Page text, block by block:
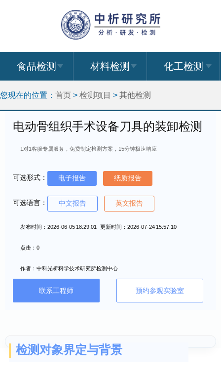
食品检测 材料检测 化工检测
您现在的位置： 首页 > 检测项目 > 其他检测
电动骨组织手术设备刀具的装卸检测
1对1客服专属服务，免费制定检测方案，15分钟极速响应
可选形式： 电子报告 纸质报告
可选语言： 中文报告 英文报告
发布时间：2026-06-05 18:29:01 更新时间：2026-07-24 15:57:10
点击：0
作者：中科光析科学技术研究所检测中心
联系工程师 预约参观实验室
检测对象界定与背景